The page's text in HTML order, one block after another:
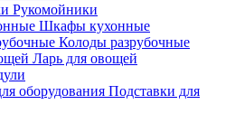
Рукомойники
Шкафы кухонные
Колоды разрубочные
Ларь для овощей
Подставки для